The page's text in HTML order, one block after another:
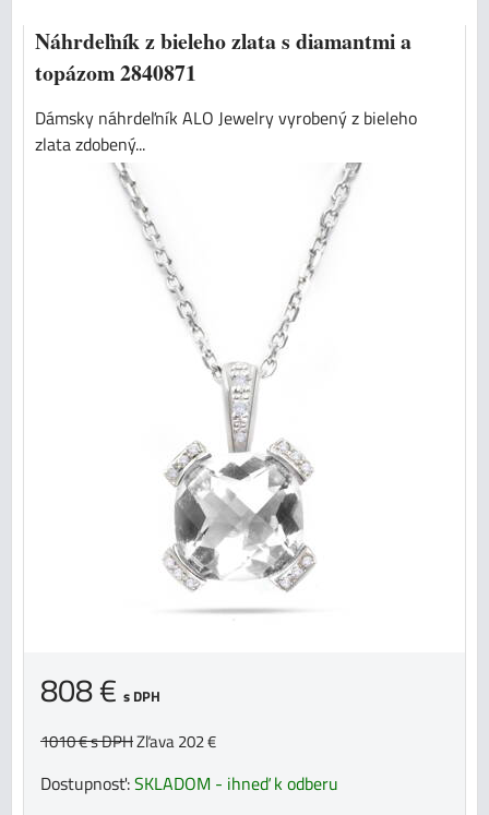
Náhrdeľník z bieleho zlata s diamantmi a
topázom 2840871
Dámsky náhrdeľník ALO Jewelry vyrobený z bieleho
zlata zdobený...
808 € s DPH
1010 €s DPHZľava 202 €
Dostupnosť:SKLADOM - ihneď k odberu